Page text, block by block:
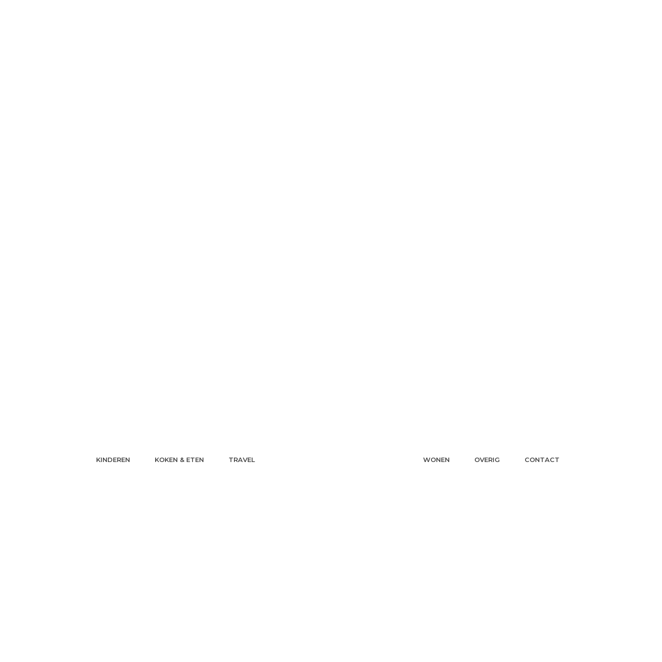
KINDEREN KOKEN & ETEN TRAVEL WONEN OVERIG CONTACT